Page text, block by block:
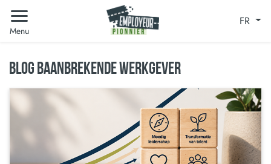
Menu
FR
BLOG BAANBREKENDE WERKGEVER